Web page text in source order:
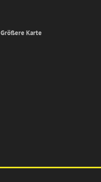
Größere Karte